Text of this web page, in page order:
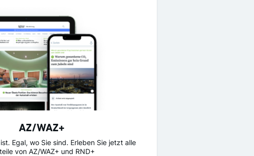
AZ/WAZ+
Egal, wo Sie sind. Erleben Sie jetzt alle
von AZ/WAZ+ und RND+